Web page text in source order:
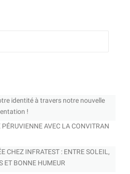
identité à travers notre nouvelle
!
PÉRUVIENNE AVEC LA CONVITRAN
CHEZ INFRATEST : ENTRE SOLEIL,
ET BONNE HUMEUR